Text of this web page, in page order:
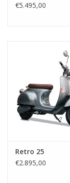
€5.495,00
Retro 25
€2.895,00